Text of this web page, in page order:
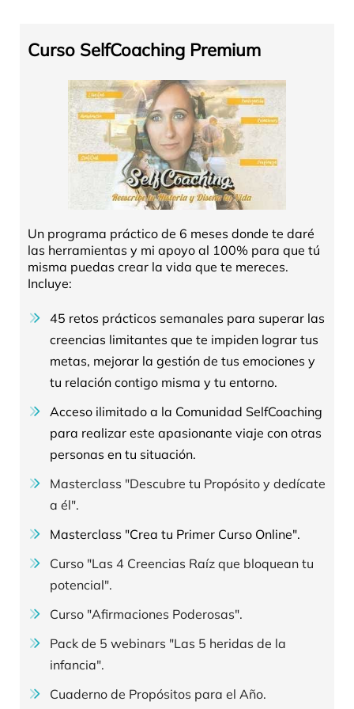
Curso SelfCoaching Premium
Un programa práctico de 6 meses donde te daré
las herramientas y mi apoyo al 100% para que tú
misma puedas crear la vida que te mereces.
Incluye:
45 retos prácticos semanales para superar las
creencias limitantes que te impiden lograr tus
metas, mejorar la gestión de tus emociones y
tu relación contigo misma y tu entorno.
Acceso ilimitado a la Comunidad SelfCoaching
para realizar este apasionante viaje con otras
personas en tu situación.
Masterclass "Descubre tu Propósito y dedícate
a él".
Masterclass "Crea tu Primer Curso Online".
Curso "Las 4 Creencias Raíz que bloquean tu
potencial".
Curso "Afirmaciones Poderosas".
Pack de 5 webinars "Las 5 heridas de la
infancia".
Cuaderno de Propósitos para el Año.